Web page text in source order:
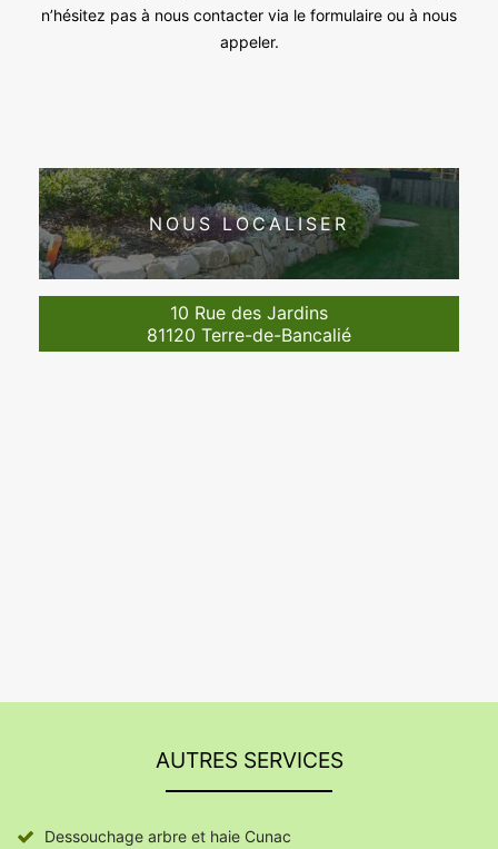
n’hésitez pas à nous contacter via le formulaire ou à nous
appeler.
NOUS LOCALISER
10 Rue des Jardins
81120 Terre-de-Bancalié
AUTRES SERVICES
Dessouchage arbre et haie Cunac